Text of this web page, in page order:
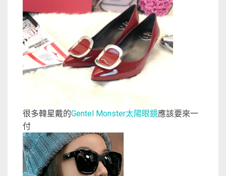
很多韓星戴的Gentel Monster太陽眼鏡應該要來一
付